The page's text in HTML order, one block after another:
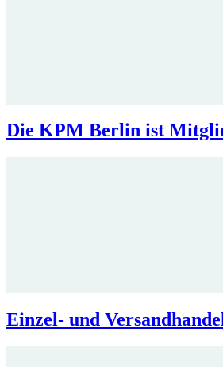
Die KPM Berlin ist
Einzel- und